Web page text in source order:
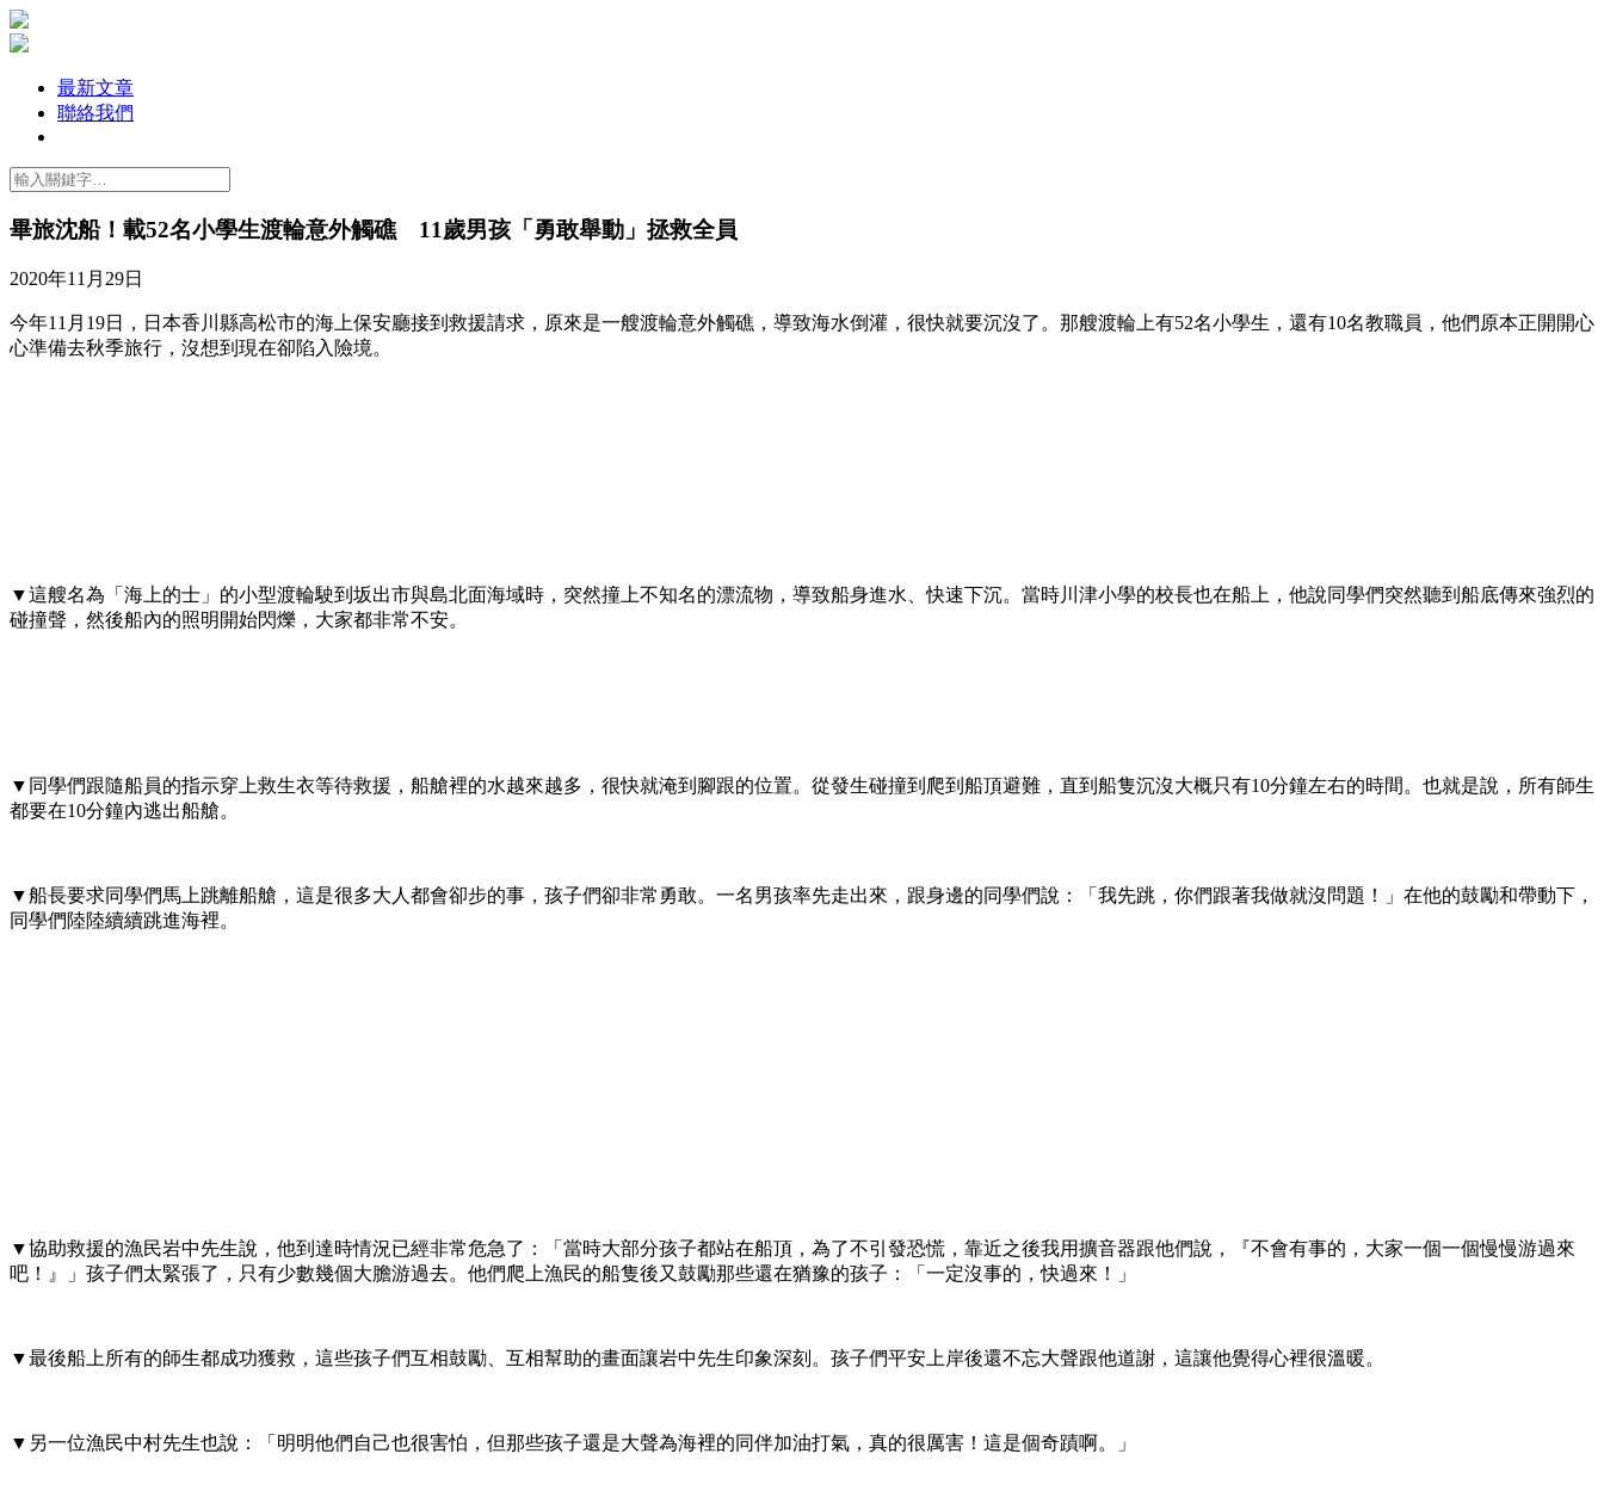
最新文章
聯絡我們
畢旅沈船！載52名小學生渡輪意外觸礁 11歲男孩「勇敢舉動」拯救全員
2020年11月29日
今年11月19日，日本香川縣高松市的海上保安廳接到救援請求，原來是一艘渡輪意外觸礁，導致海水倒灌，很快就要沉沒了。那艘渡輪上有52名小學生，還有10名教職員，他們原本正開開心
心準備去秋季旅行，沒想到現在卻陷入險境。
▼這艘名為「海上的士」的小型渡輪駛到坂出市與島北面海域時，突然撞上不知名的漂流物，導致船身進水、快速下沉。當時川津小學的校長也在船上，他說同學們突然聽到船底傳來強烈的
碰撞聲，然後船內的照明開始閃爍，大家都非常不安。
▼同學們跟隨船員的指示穿上救生衣等待救援，船艙裡的水越來越多，很快就淹到腳跟的位置。從發生碰撞到爬到船頂避難，直到船隻沉沒大概只有10分鐘左右的時間。也就是說，所有師生
都要在10分鐘內逃出船艙。
▼船長要求同學們馬上跳離船艙，這是很多大人都會卻步的事，孩子們卻非常勇敢。一名男孩率先走出來，跟身邊的同學們說：「我先跳，你們跟著我做就沒問題！」在他的鼓勵和帶動下，
同學們陸陸續續跳進海裡。
▼協助救援的漁民岩中先生說，他到達時情況已經非常危急了：「當時大部分孩子都站在船頂，為了不引發恐慌，靠近之後我用擴音器跟他們說，『不會有事的，大家一個一個慢慢游過來
吧！』」孩子們太緊張了，只有少數幾個大膽游過去。他們爬上漁民的船隻後又鼓勵那些還在猶豫的孩子：「一定沒事的，快過來！」
▼最後船上所有的師生都成功獲救，這些孩子們互相鼓勵、互相幫助的畫面讓岩中先生印象深刻。孩子們平安上岸後還不忘大聲跟他道謝，這讓他覺得心裡很溫暖。
▼另一位漁民中村先生也說：「明明他們自己也很害怕，但那些孩子還是大聲為海裡的同伴加油打氣，真的很厲害！這是個奇蹟啊。」